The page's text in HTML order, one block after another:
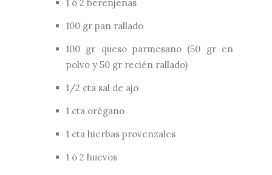
1 ó 2 berenjenas
100 gr pan rallado
100 gr queso parmesano (50 gr en
polvo y 50 gr recién rallado)
1/2 cta sal de ajo
1 cta orégano
1 cta hierbas provenzales
1 ó 2 huevos